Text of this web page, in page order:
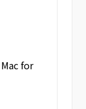
for